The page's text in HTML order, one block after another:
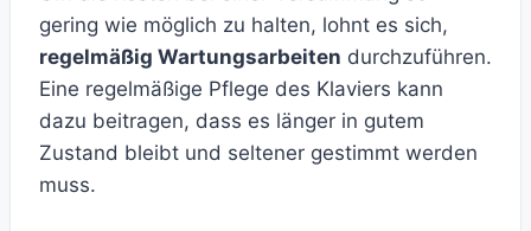
gering wie möglich zu halten, lohnt es sich,
regelmäßig Wartungsarbeiten durchzuführen.
Eine regelmäßige Pflege des Klaviers kann
dazu beitragen, dass es länger in gutem
Zustand bleibt und seltener gestimmt werden
muss.